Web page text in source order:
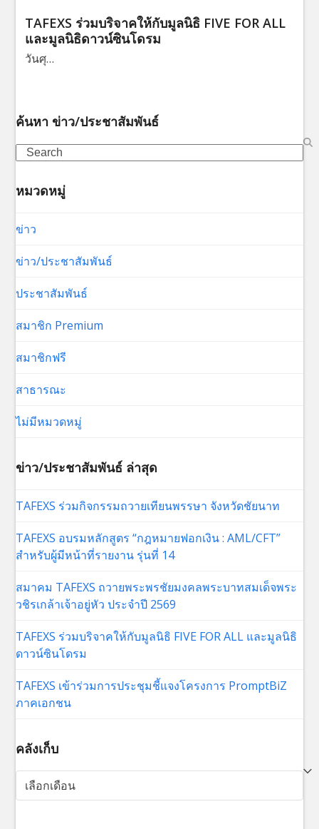
TAFEXS ร่วมบริจาคให้กับมูลนิธิ FIVE FOR ALL
และมูลนิธิดาวน์ซินโดรม
วันศุ…
ค้นหา ข่าว/ประชาสัมพันธ์
Search
หมวดหมู่
ข่าว
ข่าว/ประชาสัมพันธ์
ประชาสัมพันธ์
สมาชิก Premium
สมาชิกฟรี
สาธารณะ
ไม่มีหมวดหมู่
ข่าว/ประชาสัมพันธ์ ล่าสุด
TAFEXS ร่วมกิจกรรมถวายเทียนพรรษา จังหวัดชัยนาท
TAFEXS อบรมหลักสูตร “กฎหมายฟอกเงิน : AML/CFT”
สำหรับผู้มีหน้าที่รายงาน รุ่นที่ 14
สมาคม TAFEXS ถวายพระพรชัยมงคลพระบาทสมเด็จพระ
วชิรเกล้าเจ้าอยู่หัว ประจำปี 2569
TAFEXS ร่วมบริจาคให้กับมูลนิธิ FIVE FOR ALL และมูลนิธิ
ดาวน์ซินโดรม
TAFEXS เข้าร่วมการประชุมชี้แจงโครงการ PromptBiZ
ภาคเอกชน
คลังเก็บ
คลัง
เก็บ